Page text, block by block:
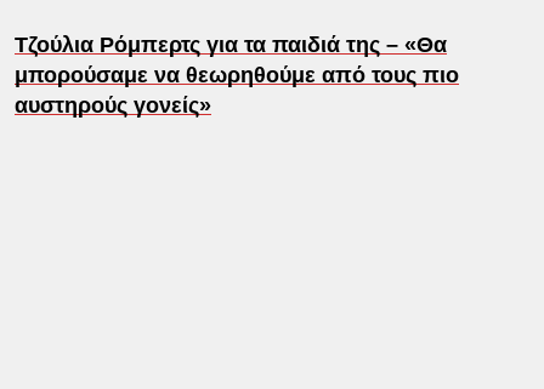
Τζούλια Ρόμπερτς για τα παιδιά της – «Θα
μπορούσαμε να θεωρηθούμε από τους πιο
αυστηρούς γονείς»